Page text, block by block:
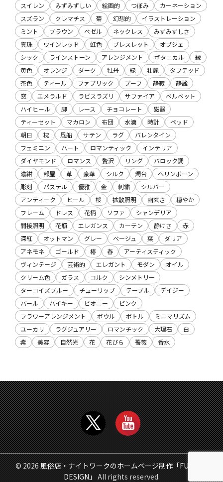
スイレン
みずみずしい 絵画的 つぼみ
カーネーション
スズラン
クレマチス 菊 幻想的
イラストレーション
ミント
ブラウン ベゼル ネックレス
みずみずしさ
真珠
ワインレッド 虹色 ブレスレット
オブジェ
シック
ラインストーン アレンジメント ボタニカル
縁
黄色
オレンジ ダーク 牡丹 緑 壮麗
タフテッド
茶色
ティール ファブリック プーフ 静寂
静謐
窓
エメラルド ラピスラズリ サファイア
ベルベット
ハイヒール
脚 レース チョコレート
磁器
ティーセット
マカロン 布団 水滴 時計
ベッド
朝日
枕 風船 サテン ラグ
バレンタイン
フェミニン
ハート ロマンティック
インテリア
ダイヤモンド
ロマンス 贅沢 リング
バロック調
濃紺
部屋 革 豪華 シルク 燭台
ヘリンボーン
彫刻
パステル 優雅 金 刺繍
シルバー
アンティーク
ヒール 桜 拡散照明 幽玄さ
穏やか
フレーム
ドレス 花柄 ソファ
シャンデリア
間接照明
花瓶 エレガンス カーテン 静けさ
赤
深紅
オットマン グレー ベージュ 葉
ダリア
アネモネ
ゴールド 椿 春
アーティスティック
ヴィンテージ
芸術的 エレガント モダン
オイル
クリーム色
ガラス コルク
シンメトリー
ターコイズブルー
チューリップ テーブル
デイジー
パール
ハイキー ピオニー
ピンク
フラワーアレンジメント
ボウル ボトル
ミニマリズム
ユーカリ
ラグジュアリー ロマンチック 大理石
白
紫
美容 自然光 花 花びら 薔薇 香水
© 2026風俗店・ナイトワークのホームページ制作「FUZOKU
DESIGN」All rights reserved.